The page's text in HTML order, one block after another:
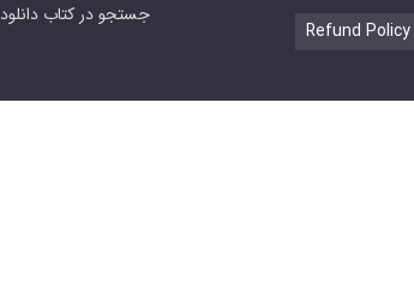
SEARCH جستجو در کتاب دانلود